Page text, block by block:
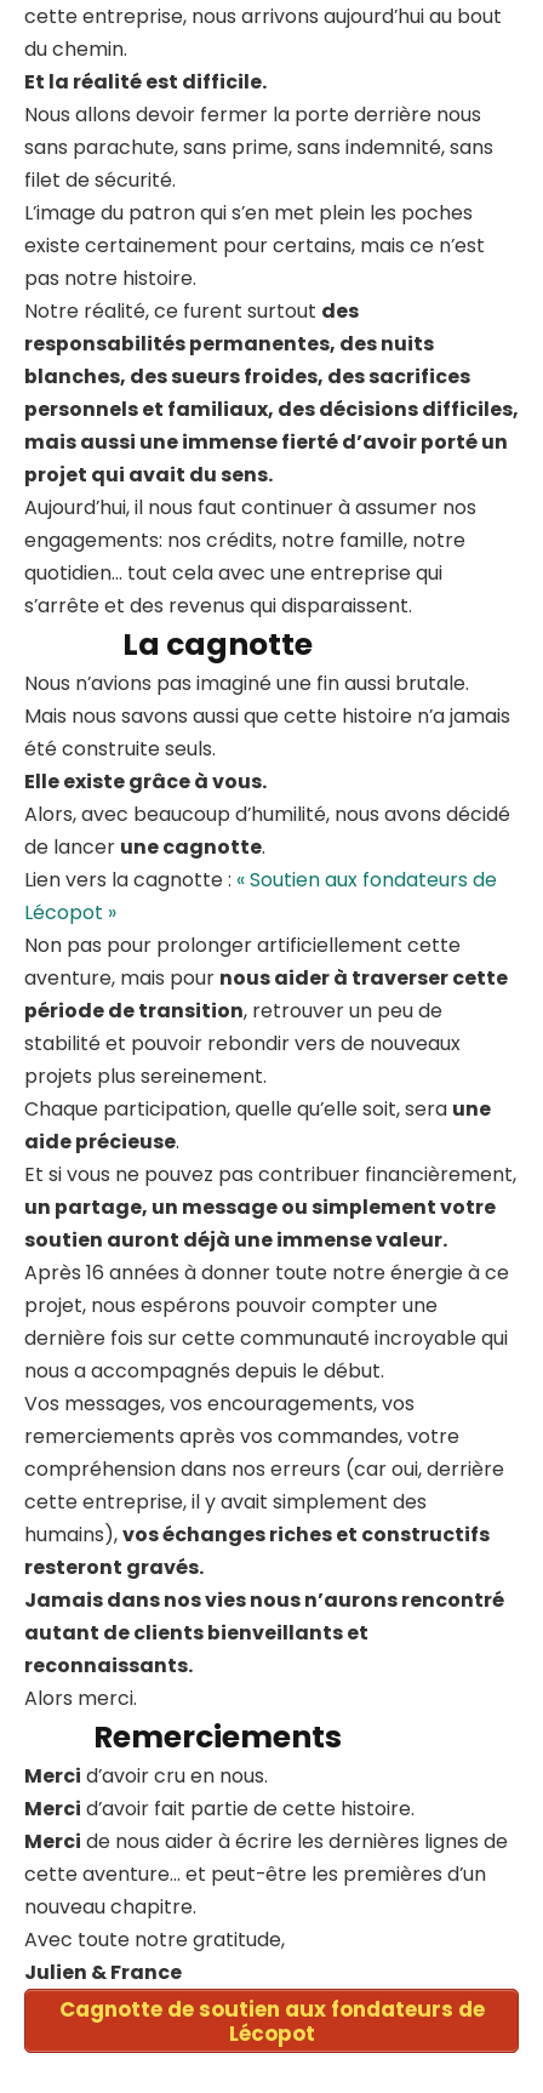
cette entreprise, nous arrivons aujourd’hui au bout
du chemin.
Et la réalité est difficile.
Nous allons devoir fermer la porte derrière nous
sans parachute, sans prime, sans indemnité, sans
filet de sécurité.
L’image du patron qui s’en met plein les poches
existe certainement pour certains, mais ce n’est
pas notre histoire.
Notre réalité, ce furent surtout des
responsabilités permanentes, des nuits
blanches, des sueurs froides, des sacrifices
personnels et familiaux, des décisions difficiles,
mais aussi une immense fierté d’avoir porté un
projet qui avait du sens.
Aujourd’hui, il nous faut continuer à assumer nos
engagements: nos crédits, notre famille, notre
quotidien… tout cela avec une entreprise qui
s’arrête et des revenus qui disparaissent.
La cagnotte
Nous n’avions pas imaginé une fin aussi brutale.
Mais nous savons aussi que cette histoire n’a jamais
été construite seuls.
Elle existe grâce à vous.
Alors, avec beaucoup d’humilité, nous avons décidé
de lancer une cagnotte.
Lien vers la cagnotte : « Soutien aux fondateurs de
Lécopot »
Non pas pour prolonger artificiellement cette
aventure, mais pour nous aider à traverser cette
période de transition, retrouver un peu de
stabilité et pouvoir rebondir vers de nouveaux
projets plus sereinement.
Chaque participation, quelle qu’elle soit, sera une
aide précieuse.
Et si vous ne pouvez pas contribuer financièrement,
un partage, un message ou simplement votre
soutien auront déjà une immense valeur.
Après 16 années à donner toute notre énergie à ce
projet, nous espérons pouvoir compter une
dernière fois sur cette communauté incroyable qui
nous a accompagnés depuis le début.
Vos messages, vos encouragements, vos
remerciements après vos commandes, votre
compréhension dans nos erreurs (car oui, derrière
cette entreprise, il y avait simplement des
humains),vos échanges riches et constructifs
resteront gravés.
Jamais dans nos vies nous n’aurons rencontré
autant de clients bienveillants et
reconnaissants.
Alors merci.
Remerciements
Merci d’avoir cru en nous.
Merci d’avoir fait partie de cette histoire.
Merci de nous aider à écrire les dernières lignes de
cette aventure… et peut-être les premières d’un
nouveau chapitre.
Avec toute notre gratitude,
Julien & France
Cagnotte de soutien aux fondateurs de
Lécopot